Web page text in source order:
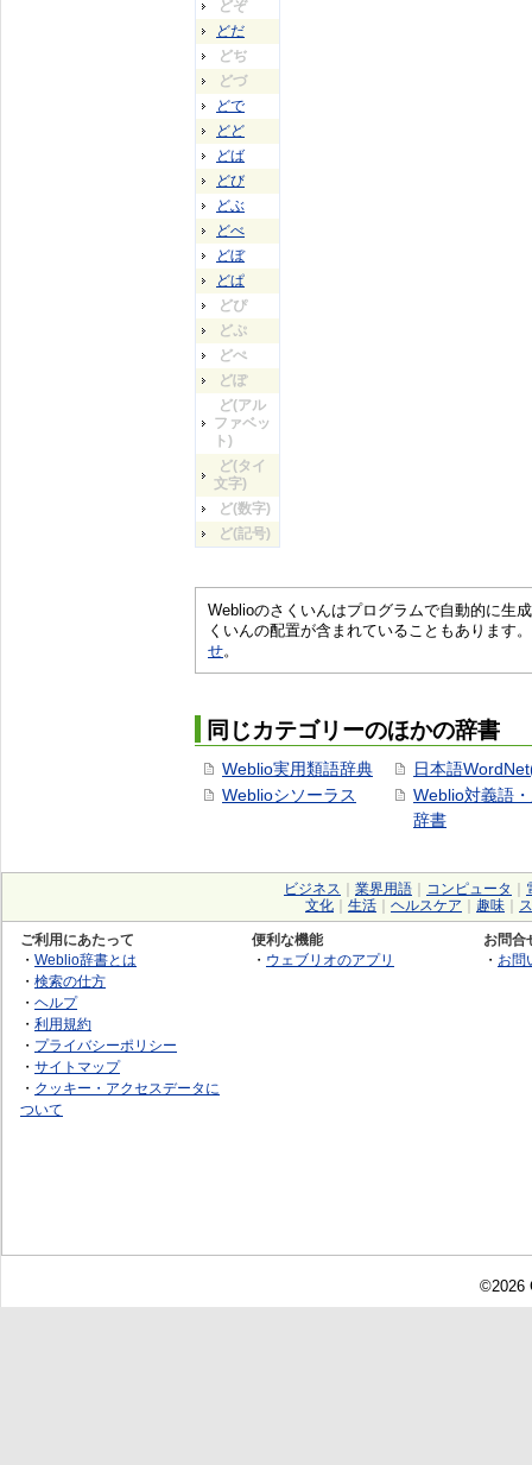
どぞ
どだ
どぢ
どづ
どで
どど
どば
どび
どぶ
どべ
どぼ
どぱ
どぴ
どぷ
どぺ
どぽ
ど(アル
ファベッ
ト)
ど(タイ
文字)
ど(数字)
ど(記号)
Weblioのさくいんはプログラムで自動的に生
くいんの配置が含まれていることもあります
せ。
同じカテゴリーのほかの辞書
Weblio実用類語辞典
Weblioシソーラス
日本語
Weblio対義語
辞書
ビジネス 業界用語 コンピュータ
文化
生活 ヘルスケア 趣味
ご利用にあたって
・ Weblio辞書とは
・ 検索の仕方
・ ヘルプ
・ 利用規約
・ プライバシーポリシー
・ サイトマップ
・ クッキー・アクセスデータに
ついて
便利な機能
・ ウェブリオのアプリ
お問合
・ お問
©2026